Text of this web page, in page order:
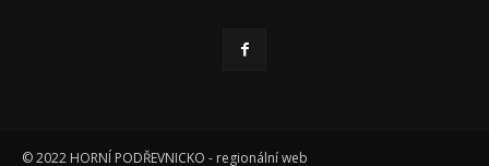
© 2022 HORNÍ PODŘEVNICKO - regionální web